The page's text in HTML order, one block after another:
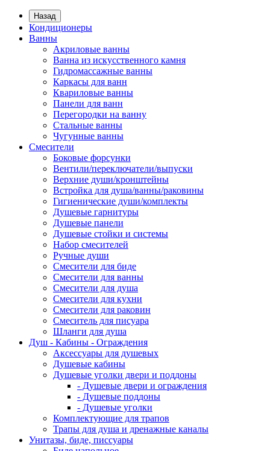
Назад
Кондиционеры
Ванны
Акриловые ванны
Ванна из искусственного камня
Гидромассажные ванны
Каркасы для ванн
Квариловые ванны
Панели для ванн
Перегородки на ванну
Стальные ванны
Чугунные ванны
Смесители
Боковые форсунки
Вентили/переключатели/выпуски
Верхние души/кронштейны
Встройка для душа/ванны/раковины
Гигиенические души/комплекты
Душевые гарнитуры
Душевые панели
Душевые стойки и системы
Набор смесителей
Ручные души
Смесители для биде
Смесители для ванны
Смесители для душа
Смесители для кухни
Смесители для раковин
Смеситель для писуара
Шланги для душа
Душ - Кабины - Ограждения
Аксессуары для душевых
Душевые кабины
Душевые уголки двери и поддоны
- Душевые двери и ограждения
- Душевые поддоны
- Душевые уголки
Комплектующие для трапов
Трапы для душа и дренажные каналы
Унитазы, биде, писсуары